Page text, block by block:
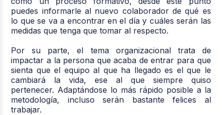
puedes informarle al nuevo colaborador de qué es
lo que se va a encontrar en el día y cuáles serán las
medidas que tenga que tomar al respecto.
Por su parte, el tema organizacional trata de
impactar a la persona que acaba de entrar para que
sienta que el equipo al que ha llegado es el que le
cambiará la vida, ese al que siempre quiso
pertenecer. Adaptándose lo más rápido posible a la
metodología, incluso serán bastante felices al
trabajar.